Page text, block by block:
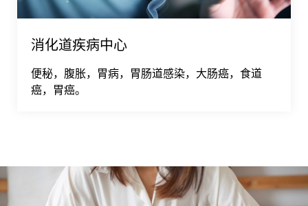
消化道疾病中心
便秘，腹胀，胃病，胃肠道感染，大肠癌，食道
癌，胃癌。